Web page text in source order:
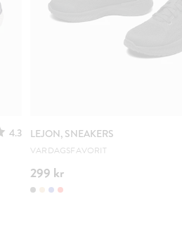
4.3 LEJON, SNEAKERS
VARDAGSFAVORIT
299 kr